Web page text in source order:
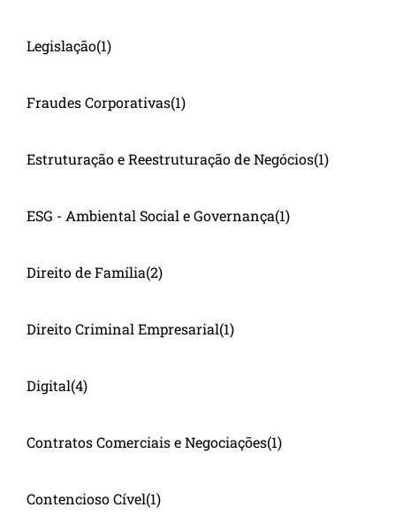
Legislação(1)
Fraudes Corporativas(1)
Estruturação e Reestruturação de Negócios(1)
ESG - Ambiental Social e Governança(1)
Direito de Família(2)
Direito Criminal Empresarial(1)
Digital(4)
Contratos Comerciais e Negociações(1)
Contencioso Cível(1)